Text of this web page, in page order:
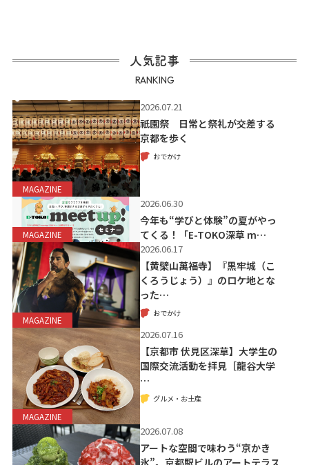
人気記事
RANKING
MAGAZINE
2026.07.21
祇園祭 日常と祭礼が交差する
京都を歩く
おでかけ
MAGAZINE
2026.06.30
今年も“学びと体験”の夏がやっ
てくる！「E-TOKO深草 m…
MAGAZINE
2026.06.17
【黄檗山萬福寺】『黒牢城（こ
くろうじょう）』のロケ地とな
った…
おでかけ
MAGAZINE
2026.07.16
【京都市 伏見区深草】大学生の
国際交流活動を拝見［龍谷大学
…
グルメ・お土産
2026.07.08
アートな空間で味わう“京かき
氷”。京都駅ビルのアートテラス